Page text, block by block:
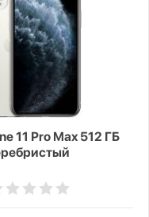
11 Pro Max 512 ГБ